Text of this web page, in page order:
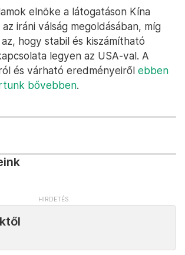
elnöke a látogatáson Kína
iráni válság megoldásában, míg
hogy stabil és kiszámítható
legyen az USA-val. A
és várható eredményeiről ebben
bővebben.